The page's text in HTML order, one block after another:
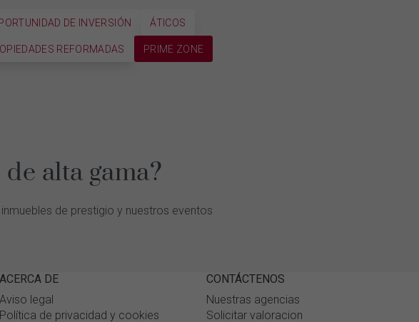
DE INVERSIÓN ÁTICOS
REFORMADAS PRIME ZONE
alta gama?
de prestigio y nuestros eventos
ACERCA DE
Aviso legal
Política de privacidad y cookies
CONTÁCTENOS
Nuestras agencias
Solicitar valoracion